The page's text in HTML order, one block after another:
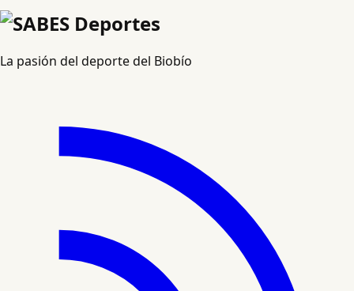
La pasión del deporte del Biobío